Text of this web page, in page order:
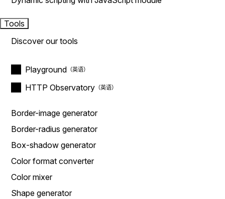
Tools
Discover our tools
Playground
HTTP Observatory
Border-image generator
Border-radius generator
Box-shadow generator
Color format converter
Color mixer
Shape generator